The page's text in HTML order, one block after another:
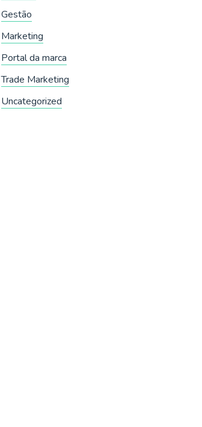
Gestão
Marketing
Portal da marca
Trade Marketing
Uncategorized